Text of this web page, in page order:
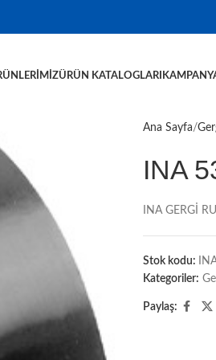
ÜRÜN KATALOGLARI
Ana Sayfa
INA
INA GERGİ
Stok kodu:
Kategoriler:
Paylaş: